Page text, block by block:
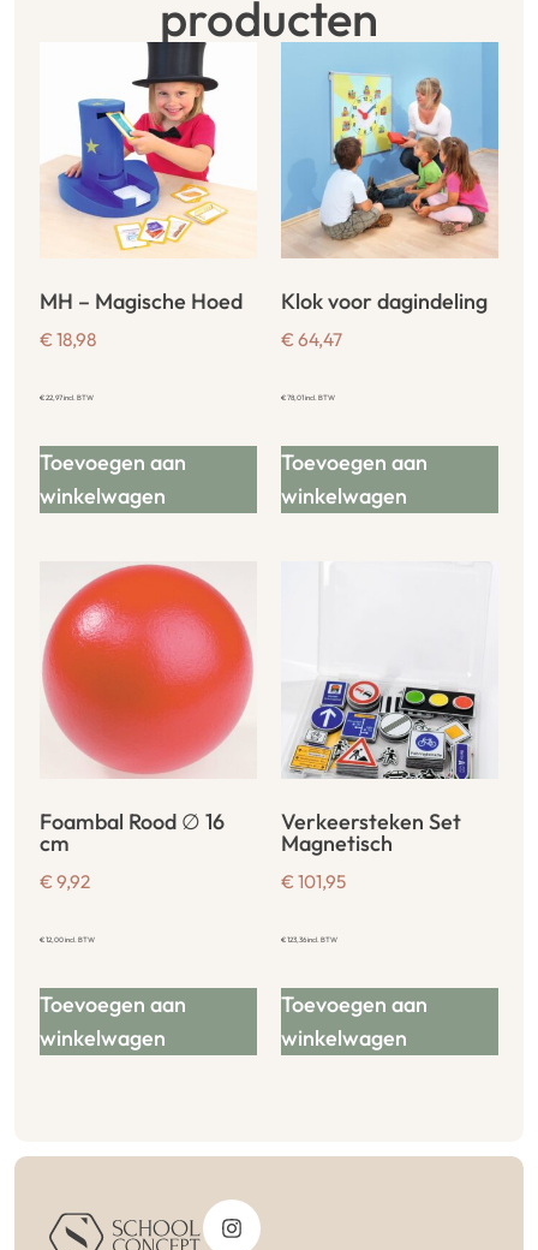
producten
MH – Magische Hoed
€ 18,98
€22,97incl. BTW
Toevoegen aan
winkelwagen
Klok voor dagindeling
€ 64,47
€78,01incl. BTW
Toevoegen aan
winkelwagen
Foambal Rood ∅ 16
cm
€ 9,92
€12,00incl. BTW
Toevoegen aan
winkelwagen
Verkeersteken Set
Magnetisch
€ 101,95
€123,36incl. BTW
Toevoegen aan
winkelwagen